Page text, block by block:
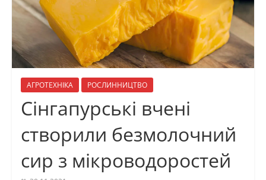
АГРОТЕХНІКА РОСЛИННИЦТВО
Сінгапурські вчені
створили безмолочний
сир з мікроводоростей